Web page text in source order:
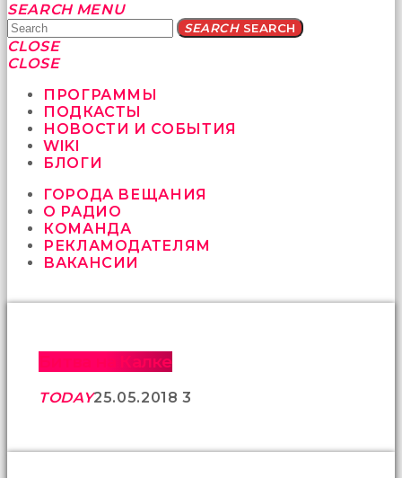
Yatağa
bile
geçmeye
fırsat
sikici
kocalar
güzel
karıları
öttürüyor
sex
hikayeleri
kızların
rahatlıyorlar
altyazılı
sikiş
SEARCH MENU
SEARCHSEARCH
CLOSE
CLOSE
ПРОГРАММЫ
ПОДКАСТЫ
НОВОСТИ И СОБЫТИЯ
WIKI
БЛОГИ
ГОРОДА ВЕЩАНИЯ
О РАДИО
КОМАНДА
РЕКЛАМОДАТЕЛЯМ
ВАКАНСИИ
Битва на Калке
TODAY25.05.2018 3